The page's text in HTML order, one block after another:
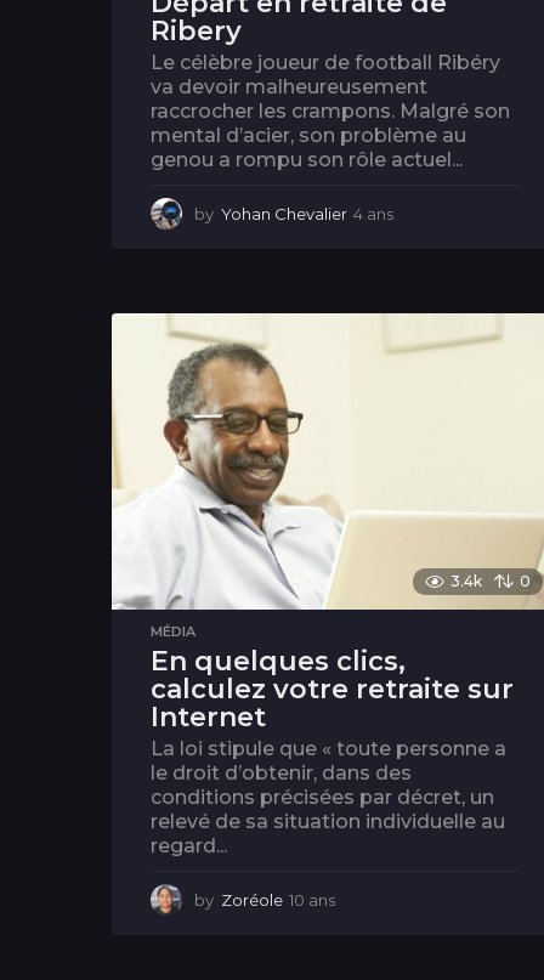
Ribery
Le célèbre joueur de football Ribéry
va devoir malheureusement
raccrocher les crampons. Malgré son
mental d’acier, son problème au
genou a rompu son rôle actuel...
by Yohan Chevalier 4 ans
3.4k 0
MÉDIA
En quelques clics,
calculez votre retraite sur
Internet
La loi stipule que « toute personne a
le droit d’obtenir, dans des
conditions précisées par décret, un
relevé de sa situation individuelle au
regard...
by Zoréole 10 ans